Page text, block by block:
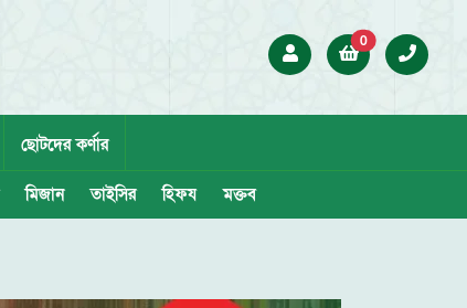
0
ছোটদের কর্ণার
মিজান তাইসির হিফয মক্তব